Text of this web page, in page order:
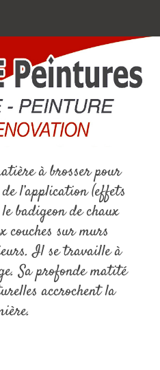
à brosser pour
l’application (effets
badigeon de chaux
couches sur murs
Il se travaille à
Sa profonde matité
accrochent la